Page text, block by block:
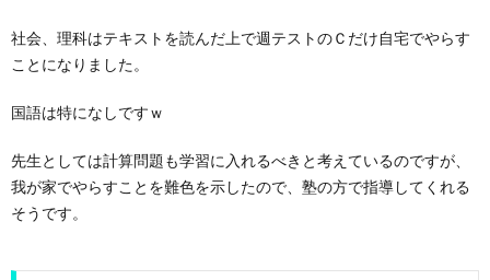
社会、理科はテキストを読んだ上で週テストのＣだけ自宅でやらす
ことになりました。
国語は特になしですｗ
先生としては計算問題も学習に入れるべきと考えているのですが、
我が家でやらすことを難色を示したので、塾の方で指導してくれる
そうです。